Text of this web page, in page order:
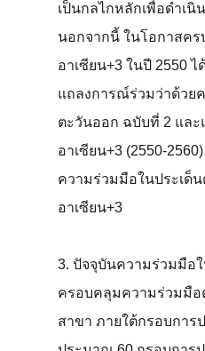
เป็นกลไกหลักเพื่อดำเนิ
นอกจากนี้ ในโอกาสคร
อาเซียน+3 ในปี 2550
แถลงการณ์ร่วมว่าด้วย
ตะวันออก ฉบับที่ 2 แล
อาเซียน+3 (2550-
ความร่วมมือในประเด็
อาเซียน+3
3. ปัจจุบันความร่วมมือ
ครอบคลุมความร่วมมือ
สาขา ภายใต้กรอบการ